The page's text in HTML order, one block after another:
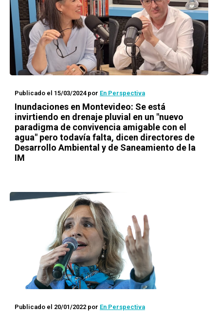
Publicado el 15/03/2024por En Perspectiva
Inundaciones en Montevideo: Se está
invirtiendo en drenaje pluvial en un "nuevo
paradigma de convivencia amigable con el
agua" pero todavía falta, dicen directores de
Desarrollo Ambiental y de Saneamiento de la
IM
Publicado el 20/01/2022 por En Perspectiva